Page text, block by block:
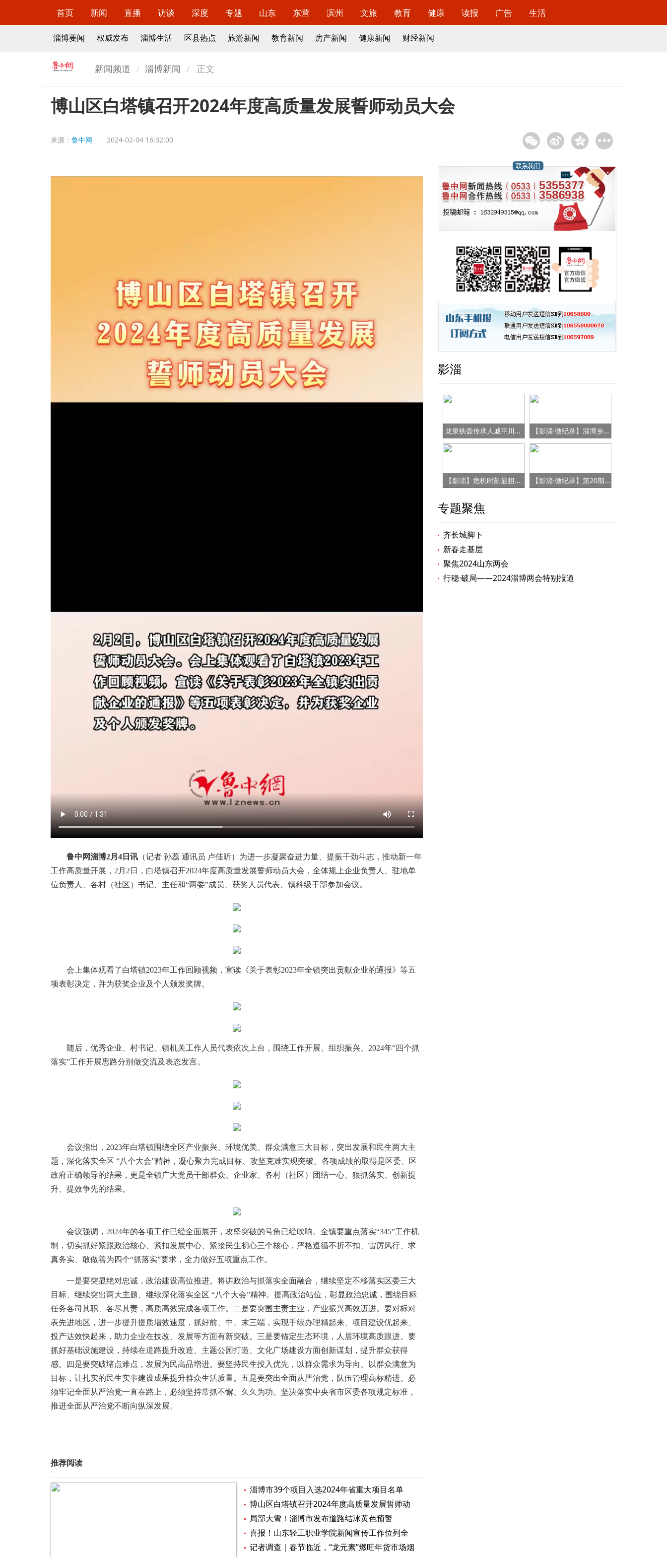
首页 新闻 直播 访谈 深度 专题 山东 东营 滨州 文旅 教育 健康 读报 广告 生活
淄博要闻 权威发布 淄博生活 区县热点 旅游新闻 教育新闻 房产新闻 健康新闻 财经新闻
新闻频道 淄博新闻 正文
博山区白塔镇召开2024年度高质量发展誓师动员大会
来源： 鲁中网 2024-02-04 16:32:00
鲁中网淄博2月4日讯 （记者 孙蕊 通讯员 卢佳昕）为进一步凝聚奋进力量、提振干劲斗志，推动新一年
工作高质量开展，2月2日，白塔镇召开2024年度高质量发展誓师动员大会，全体规上企业负责人、驻地单
位负责人、各村（社区）书记、主任和“两委”成员、获奖人员代表、镇科级干部参加会议。
会上集体观看了白塔镇2023年工作回顾视频，宣读《关于表彰2023年全镇突出贡献企业的通报》等五
项表彰决定，并为获奖企业及个人颁发奖牌。
随后，优秀企业、村书记、镇机关工作人员代表依次上台，围绕工作开展、组织振兴、2024年“四个抓
落实”工作开展思路分别做交流及表态发言。
会议指出，2023年白塔镇围绕全区产业振兴、环境优美、群众满意三大目标，突出发展和民生两大主
题，深化落实全区 “八个大会”精神，凝心聚力完成目标、攻坚克难实现突破。各项成绩的取得是区委、区
政府正确领导的结果，更是全镇广大党员干部群众、企业家、各村（社区）团结一心、狠抓落实、创新提
升、提效争先的结果。
会议强调，2024年的各项工作已经全面展开，攻坚突破的号角已经吹响。全镇要重点落实“345”工作机
制，切实抓好紧跟政治核心、紧扣发展中心、紧接民生初心三个核心，严格遵循不折不扣、雷厉风行、求
真务实、敢做善为四个“抓落实”要求，全力做好五项重点工作。
一是要突显绝对忠诚，政治建设高位推进。将讲政治与抓落实全面融合，继续坚定不移落实区委三大
目标、继续突出两大主题、继续深化落实全区 “八个大会”精神。提高政治站位，彰显政治忠诚，围绕目标
任务各司其职、各尽其责，高质高效完成各项工作。二是要突围主责主业，产业振兴高效迈进。要对标对
表先进地区，进一步提升提质增效速度，抓好前、中、末三端，实现手续办理精起来、项目建设优起来、
投产达效快起来，助力企业在技改、发展等方面有新突破。三是要锚定生态环境，人居环境高质跟进。要
抓好基础设施建设，持续在道路提升改造、主题公园打造、文化广场建设方面创新谋划，提升群众获得
感。四是要突破堵点难点，发展为民高品增进。要坚持民生投入优先，以群众需求为导向、以群众满意为
目标，让扎实的民生实事建设成果提升群众生活质量。五是要突出全面从严治党，队伍管理高标精进。必
须牢记全面从严治党一直在路上，必须坚持常抓不懈、久久为功。坚决落实中央省市区委各项规定标准，
推进全面从严治党不断向纵深发展。
推荐阅读
淄博市39个项目入选2024年省重大项目名单
博山区白塔镇召开2024年度高质量发展誓师动
员大会
局部大雪！淄博市发布道路结冰黄色预警
喜报！山东轻工职业学院新闻宣传工作位列全
省前列
记者调查｜春节临近，“龙元素”燃旺年货市场烟
影淄
龙泉铁壶传承人戚平川的“守艺”之路 【影淄·微纪录】淄博乡村女书记的“变形记”
【影淄】危机时刻显担当 赤胆忠心保健康 【影淄·微纪录】第20期：战“疫”老将刘景春
专题聚焦
齐长城脚下
新春走基层
聚焦2024山东两会
行稳·破局——2024淄博两会特别报道